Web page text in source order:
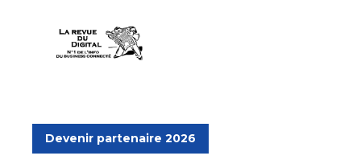
Devenir partenaire 2026